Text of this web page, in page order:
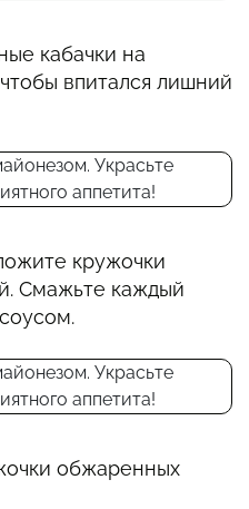
кабачки на
впитался лишний
кружочки
Смажьте каждый
обжаренных